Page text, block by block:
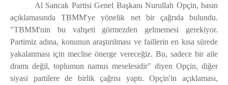
Al Sancak Partisi Genel Başkanı Nurullah Opçin, basın
açıklamasında TBMM'ye yönelik net bir çağrıda bulundu.
"TBMM'nin bu vahşeti görmezden gelmemesi gerekiyor.
Partimiz adına, konunun araştırılması ve faillerin en kısa sürede
yakalanması için meclise önerge vereceğiz. Bu, sadece bir aile
dramı değil, toplumun namus meselesidir" diyen Opçin, diğer
siyasi partilere de birlik çağrısı yaptı. Opçin'in açıklaması,